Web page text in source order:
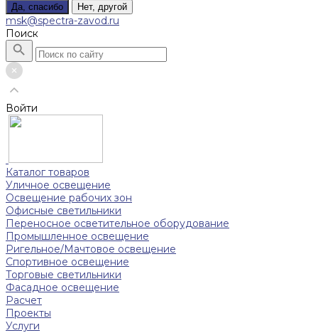
Да, спасибо Нет, другой
msk@spectra-zavod.ru
Поиск
Войти
Каталог товаров
Уличное освещение
Освещение рабочих зон
Офисные светильники
Переносное осветительное оборудование
Промышленное освещение
Ригельное/Мачтовое освещение
Спортивное освещение
Торговые светильники
Фасадное освещение
Расчет
Проекты
Услуги